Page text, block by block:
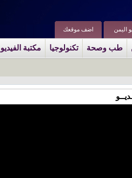
اضف موقعك اليمن
طب وصحة تكنولوجيا مكتبة الفيديو